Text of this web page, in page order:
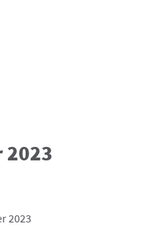
2023
2023